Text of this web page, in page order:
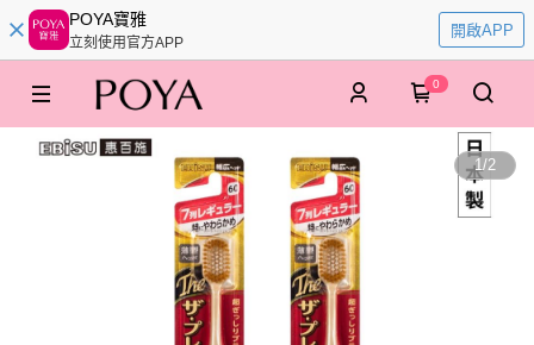
POYA寶雅
立刻使用官方APP
開啟APP
0
1/2